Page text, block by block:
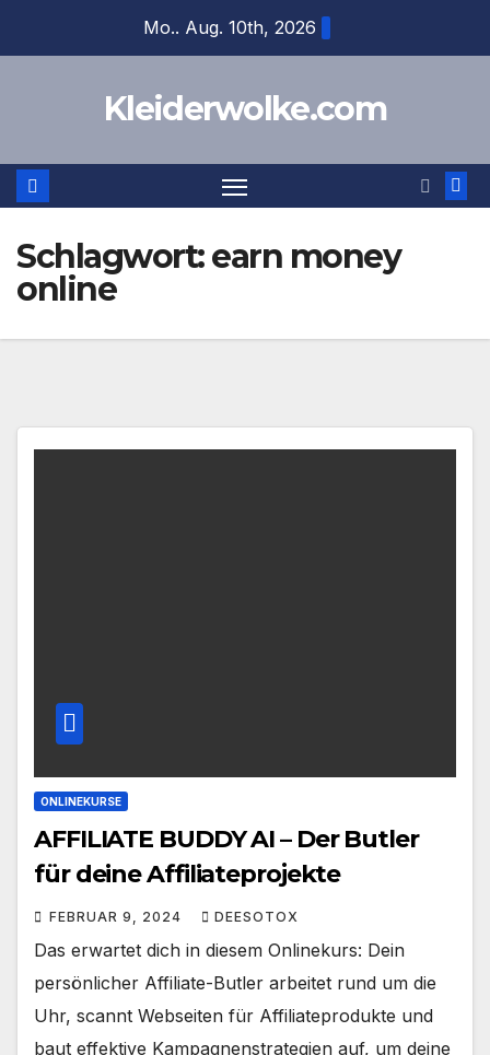
Mo.. Aug. 10th, 2026
Kleiderwolke.com
Schlagwort:earn money
online
ONLINEKURSE
AFFILIATE BUDDY AI – Der Butler
für deine Affiliateprojekte
FEBRUAR 9, 2024 DEESOTOX
Das erwartet dich in diesem Onlinekurs: Dein
persönlicher Affiliate-Butler arbeitet rund um die
Uhr, scannt Webseiten für Affiliateprodukte und
baut effektive Kampagnenstrategien auf, um deine